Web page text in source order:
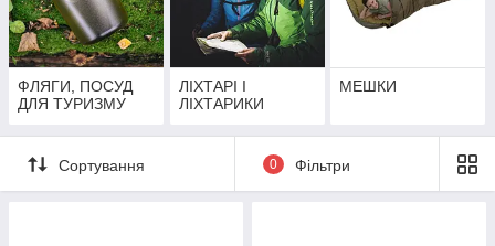
ФЛЯГИ, ПОСУД
ДЛЯ ТУРИЗМУ
ЛІХТАРІ І
ЛІХТАРИКИ
МЕШКИ
Сортування 0 Фільтри